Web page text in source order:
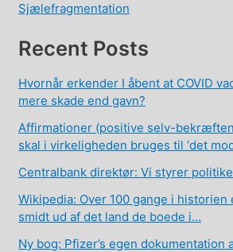
Sjælefragmentation
Recent Posts
Hvornår erkender I åbent at COVID
mere skade end gavn?
Affirmationer (positive selv-
skal i virkeligheden bruges til ‘det
Centralbank direktør: Vi styrer
Wikipedia: Over 100 gange i
smidt ud af det land de boede i…
Ny bog: Pfizer’s egen dokumentation